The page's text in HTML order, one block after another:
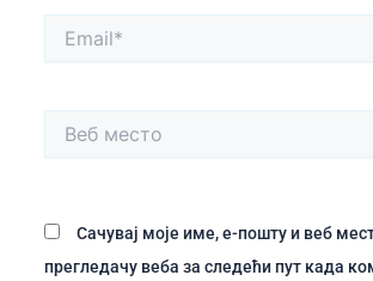
Email*
Веб
место
Сачувај моје име, е-пошту и веб
прегледачу веба за следећи пут када